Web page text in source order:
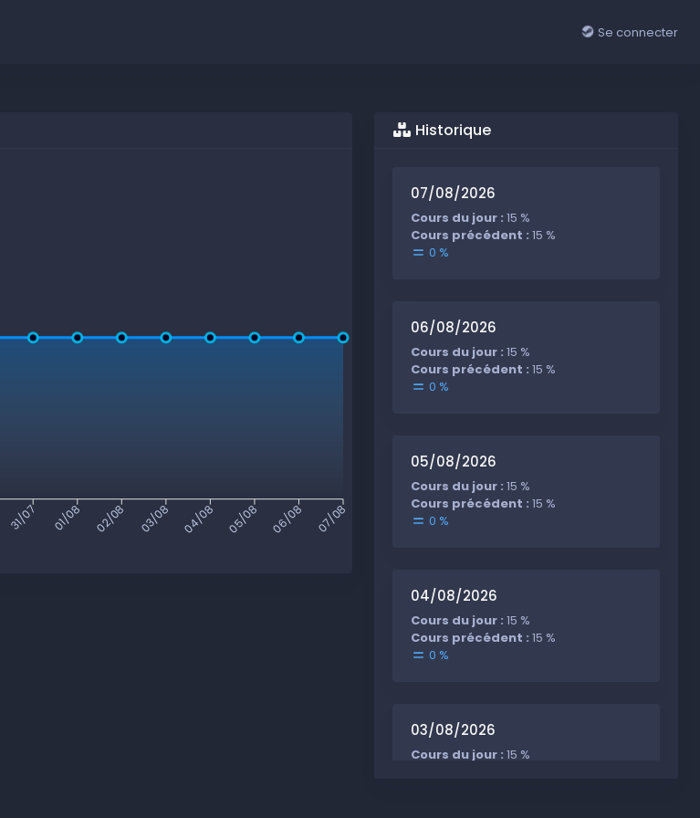
Se connecter
31/07 01/08 02/08 03/08 04/08 05/08 06/08 07/08
Historique
07/08/2026
Cours du jour :15 %
Cours précédent :15 %
0 %
06/08/2026
Cours du jour :15 %
Cours précédent :15 %
0 %
05/08/2026
Cours du jour :15 %
Cours précédent :15 %
0 %
04/08/2026
Cours du jour :15 %
Cours précédent :15 %
0 %
03/08/2026
Cours du jour :15 %